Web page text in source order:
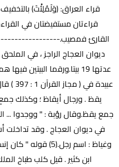
قراء العراق: (وَلَمُلِئْتَ)
قراءتان مستفيضتان في
يقظ . ورجال أيقاظ ؛ وكذلك
جمع يقظ.وقال رؤبة : " ووجدوا ...
في ديوان العجاج . وقد تداخلت
وغياظ : اسم رجل.(5)
ابن كثير . قيل كلب طباخ